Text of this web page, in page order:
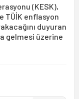
(KESK),
TÜİK enflasyon
duyuran
gelmesi üzerine